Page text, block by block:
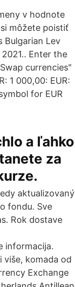
v hodnote
môžete poistiť
Bulgarian Lev
Enter the
currencies"
1 000,00: EUR:
for EUR
a ľahko
za
aktualizovaný
fondu. Sve
Rok dostave
informacija.
više, komada od
Exchange